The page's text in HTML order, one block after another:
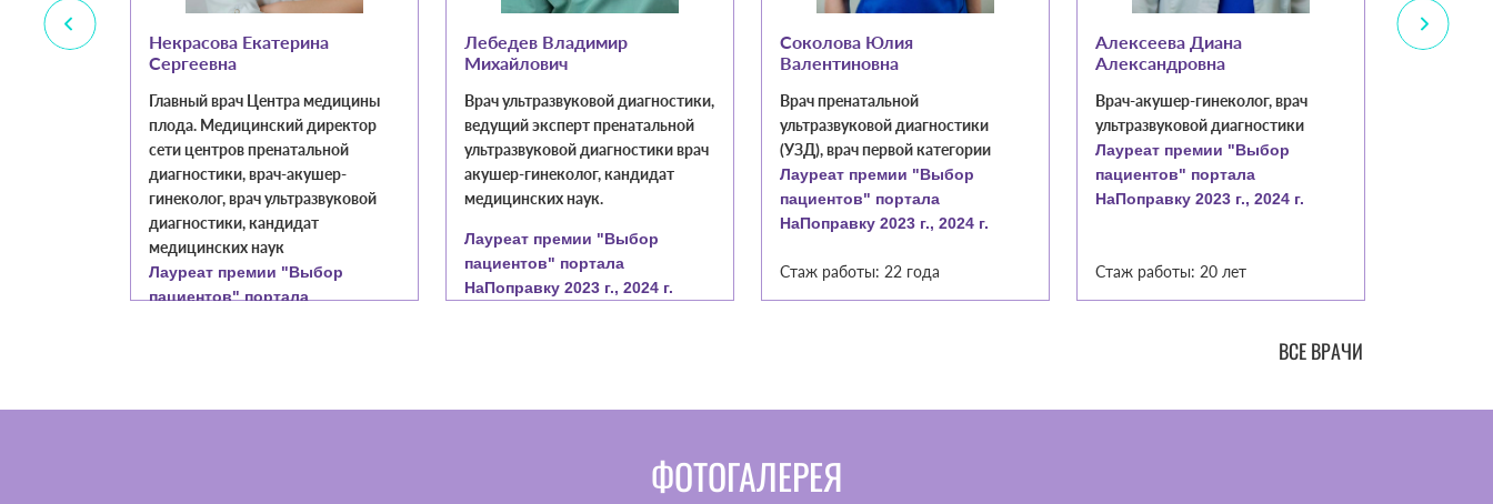
Некрасова Екатерина
Сергеевна
Главный врач Центра медицины
плода. Медицинский директор
сети центров пренатальной
диагностики, врач-акушер-
гинеколог, врач ультразвуковой
диагностики, кандидат
медицинских наук
Лауреат премии "Выбор
пациентов" портала
Лебедев Владимир
Михайлович
Врач ультразвуковой диагностики,
ведущий эксперт пренатальной
ультразвуковой диагностики врач
акушер-гинеколог, кандидат
медицинских наук.
Лауреат премии "Выбор
пациентов" портала
НаПоправку 2023 г., 2024 г.
Соколова Юлия
Валентиновна
Врач пренатальной
ультразвуковой диагностики
(УЗД), врач первой категории
Лауреат премии "Выбор
пациентов" портала
НаПоправку 2023 г., 2024 г.
Стаж работы: 22 года
Алексеева Диана
Александровна
Врач-акушер-гинеколог, врач
ультразвуковой диагностики
Лауреат премии "Выбор
пациентов" портала
НаПоправку 2023 г., 2024 г.
Стаж работы: 20 лет
Юнусова
ВСЕ ВРАЧИ
ФОТОГАЛЕРЕЯ